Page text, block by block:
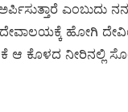
ಎಂಬುದು
ಹೋಗಿ
ಕೊಳದ ನೀರಿನಲ್ಲಿ